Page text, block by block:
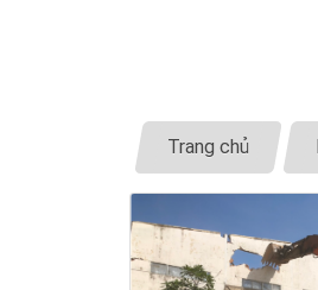
Trang chủ